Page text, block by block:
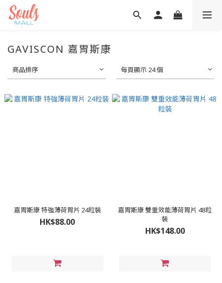
GAVISCON 嘉胃斯康
商品排序 每頁顯示 24 個
嘉胃斯康 特強薄荷胃片 24粒裝
HK$88.00
嘉胃斯康 雙重效能薄荷胃片 48粒
裝
HK$148.00